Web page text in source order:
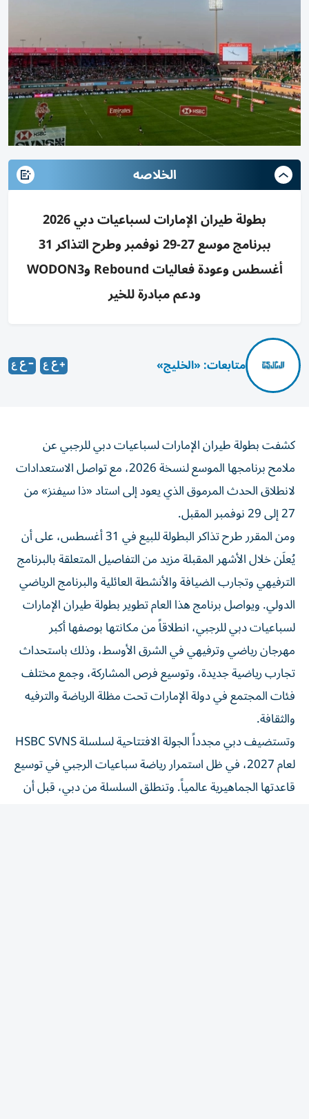
الخلاصه
بطولة طيران الإمارات لسباعيات دبي 2026
ببرنامج موسع 27-29 نوفمبر وطرح التذاكر 31
أغسطس وعودة فعاليات Rebound وWODON3
ودعم مبادرة للخير
متابعات: «الخليج»
ملامح برنامجها الموسع لنسخة 2026، مع تواصل الاستعدادات
لانطلاق الحدث المرموق الذي يعود إلى استاد «ذا سيفنز» من
27 إلى 29 نوفمبر المقبل.
ومن المقرر طرح تذاكر البطولة للبيع في 31 أغسطس، على أن
يُعلَن خلال الأشهر المقبلة مزيد من التفاصيل المتعلقة بالبرنامج
الترفيهي وتجارب الضيافة والأنشطة العائلية والبرنامج الرياضي
الدولي. ويواصل برنامج هذا العام تطوير بطولة طيران الإمارات
لسباعيات دبي للرجبي، انطلاقاً من مكانتها بوصفها أكبر
مهرجان رياضي وترفيهي في الشرق الأوسط، وذلك باستحداث
تجارب رياضية جديدة، وتوسيع فرص المشاركة، وجمع مختلف
فئات المجتمع في دولة الإمارات تحت مظلة الرياضة والترفيه
والثقافة.
لعام 2027، في ظل استمرار رياضة سباعيات الرجبي في توسيع
قاعدتها الجماهيرية عالمياً. وتنطلق السلسلة من دبي، قبل أن
تنتقل إلى كيب تاون وسنغافورة وبيرث وفانكوفر ونيويورك،